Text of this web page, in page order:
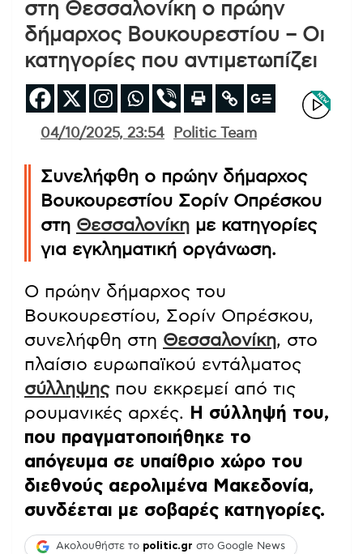
στη Θεσσαλονίκη ο πρώην
δήμαρχος Βουκουρεστίου – Οι
κατηγορίες που αντιμετωπίζει
04/10/2025, 23:54 Politic Team
Συνελήφθη ο πρώην δήμαρχος
Βουκουρεστίου Σορίν Οπρέσκου
στη Θεσσαλονίκη με κατηγορίες
για εγκληματική οργάνωση.
Ο πρώην δήμαρχος του
Βουκουρεστίου, Σορίν Οπρέσκου,
συνελήφθη στη Θεσσαλονίκη, στο
πλαίσιο ευρωπαϊκού εντάλματος
σύλληψηςπου εκκρεμεί από τις
ρουμανικές αρχές.
Η σύλληψή του,
που πραγματοποιήθηκε το
απόγευμα σε υπαίθριο χώρο του
διεθνούς αερολιμένα Μακεδονία,
συνδέεται με σοβαρές κατηγορίες.
Ακολουθήστε το politic.gr στο Google News